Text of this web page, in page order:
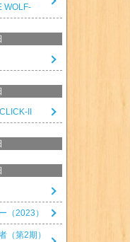
WOLF-
II
（2023）
（第2期）